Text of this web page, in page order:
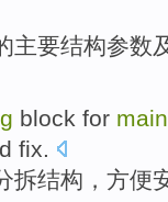
主要结构参数
block for main
fix.
拆结构， 方便